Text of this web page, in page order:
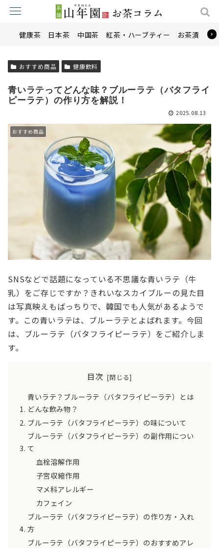
健康茶 日本茶 中国茶 紅茶・ハーブティー お茶漬け
おすすめ商品 健康飲料
青いラテってどんな味？ブルーラテ（バタフライ
ピーラテ）の作り方を解説！
2025.08.13
おすすめ商品
SNSなどで話題になっている不思議な青いラテ（牛
乳）をご存じですか？きれいなスカイブルーの見た目
は写真映えもばっちりで、韓国でも人気があるようで
す。この青いラテは、ブルーラテとよばれます。今回
は、ブルーラテ（バタフライピーラテ）をご紹介しま
す。
目次
青いラテ？ブルーラテ（バタフライピーラテ）とは
どんな飲み物？
ブルーラテ（バタフライピーラテ）の味について
ブルーラテ（バタフライピーラテ）の副作用につい
て
血栓溶解作用
子宮収縮作用
マメ科アレルギー
カフェイン
ブルーラテ（バタフライピーラテ）の作り方・入れ
方
ブルーラテ（バタフライピーラテ）のおすすめアレ